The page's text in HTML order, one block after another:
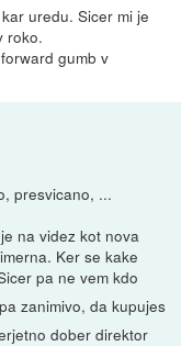
uredu. Sicer mi je
roko.
gumb v
presvicano, ...
na videz kot nova
Ker se kake
pa ne vem kdo
zanimivo, da kupujes
dober direktor